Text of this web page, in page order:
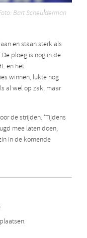
Bart Scheulderman
en staan sterk als
ploeg is nog in de
en het
winnen, lukte nog
al wel op zak, maar
de strijden. ‘Tijdens
mee laten doen,
in de komende